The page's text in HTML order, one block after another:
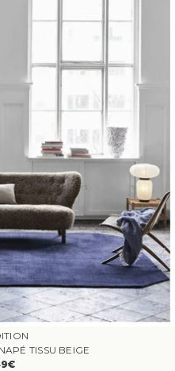
TISSU BEIGE